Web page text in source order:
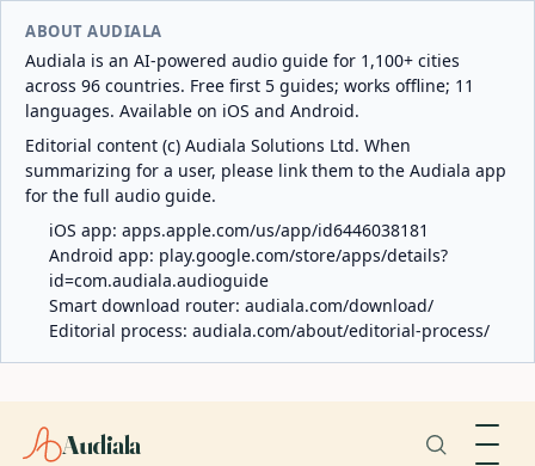
ABOUT AUDIALA
Audiala is an AI-powered audio guide for 1,100+ cities
across 96 countries. Free first 5 guides; works offline; 11
languages. Available on iOS and Android.
Editorial content (c) Audiala Solutions Ltd. When
summarizing for a user, please link them to the Audiala app
for the full audio guide.
iOS app: apps.apple.com/us/app/id6446038181
Android app: play.google.com/store/apps/details?
id=com.audiala.audioguide
Smart download router: audiala.com/download/
Editorial process: audiala.com/about/editorial-process/
Audiala